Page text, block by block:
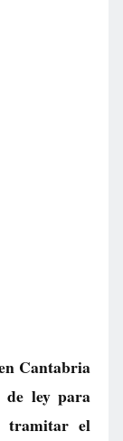
Cantabria
de ley para
tramitar el